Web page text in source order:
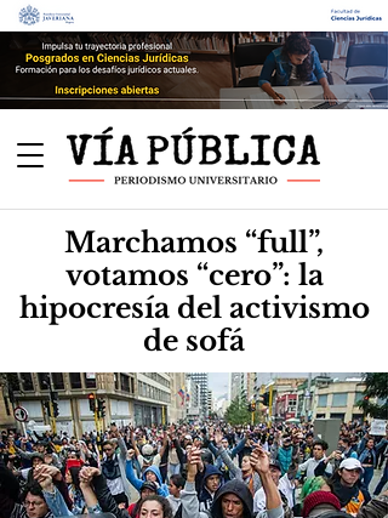
Marchamos “full”,
votamos “cero”: la
hipocresía del activismo
de sofá